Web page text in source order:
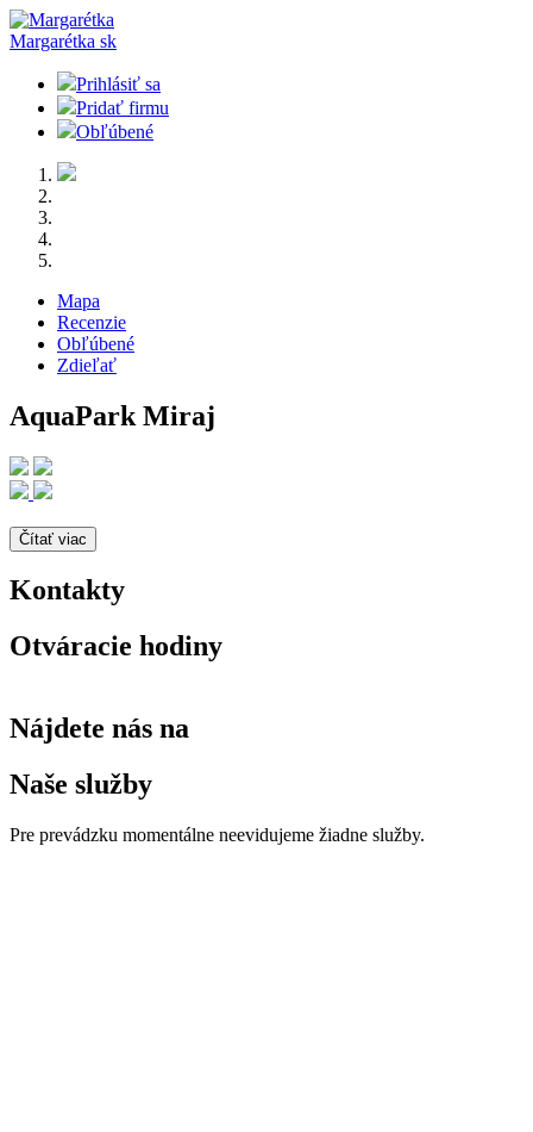
Margarétka sk
Prihlásiť sa
Pridať firmu
Obľúbené
Mapa
Recenzie
Obľúbené
Zdieľať
AquaPark Miraj
Čítať viac
Kontakty
Otváracie hodiny
Nájdete nás na
Naše služby
Pre prevádzku momentálne neevidujeme žiadne služby.